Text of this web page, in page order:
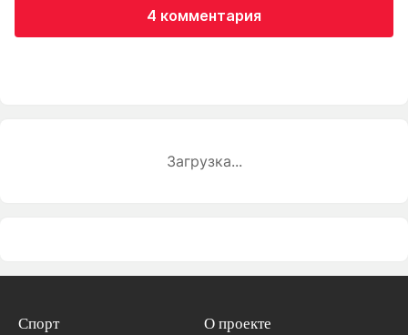
4 комментария
Загрузка...
Спорт
О проекте